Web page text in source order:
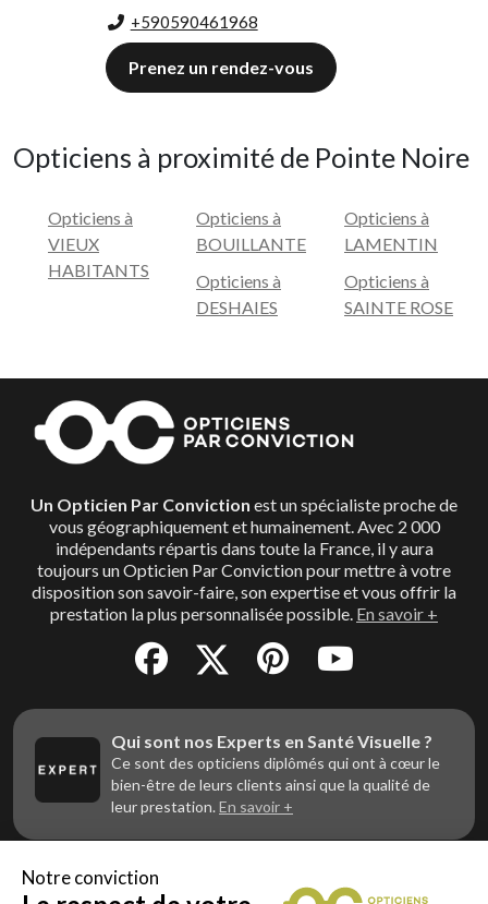
+590590461968
Prenez un rendez-vous
Opticiens à proximité de Pointe Noire
Opticiens à
VIEUX
HABITANTS
Opticiens à
BOUILLANTE
Opticiens à
DESHAIES
Opticiens à
LAMENTIN
Opticiens à
SAINTE ROSE
Un Opticien Par Conviction est un spécialiste proche de
vous géographiquement et humainement. Avec 2 000
indépendants répartis dans toute la France, il y aura
toujours un Opticien Par Conviction pour mettre à votre
disposition son savoir-faire, son expertise et vous offrir la
prestation la plus personnalisée possible. En savoir +
Qui sont nos Experts en Santé Visuelle ?
Ce sont des opticiens diplômés qui ont à cœur le
bien-être de leurs clients ainsi que la qualité de
leur prestation. En savoir +
Notre conviction